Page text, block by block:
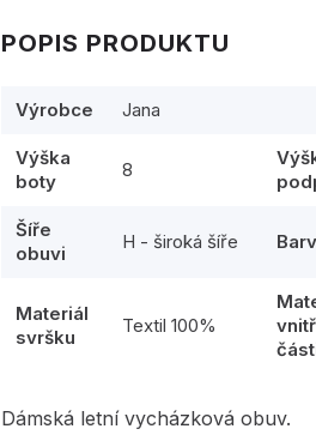
POPIS PRODUKTU
Výrobce Jana
Výška
boty
8
Šíře
obuvi
H - široká šíře
Materiál
svršku
Textil 100%
Dámská letní vycházková obuv.